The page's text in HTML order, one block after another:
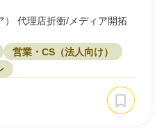
） 代理店折衝/メディア開拓
営業・CS（法人向け）